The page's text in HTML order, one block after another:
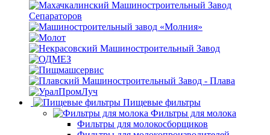
Пищевые фильтры
Фильтры для молока
Фильтры для молокосборщиков